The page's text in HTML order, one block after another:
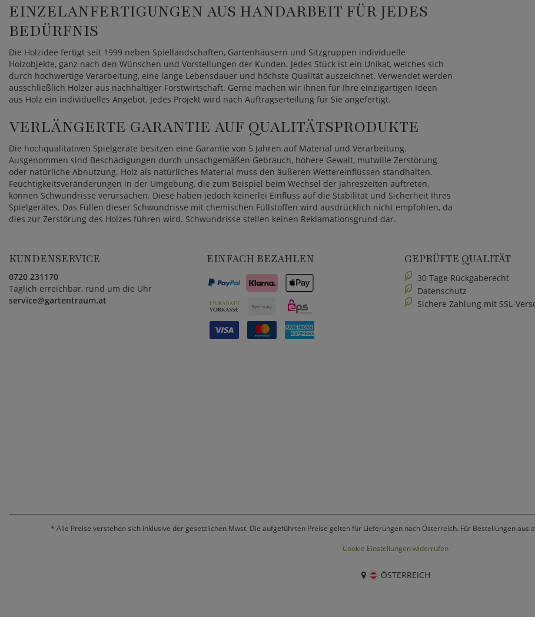
EINZELANFERTIGUNGEN AUS HANDARBEIT FÜR JEDES
BEDÜRFNIS
Die Holzidee fertigt seit 1999 neben Spiellandschaften, Gartenhäusern und Sitzgruppen individuelle
Holzobjekte, ganz nach den Wünschen und Vorstellungen der Kunden. Jedes Stück ist ein Unikat, welches sich
durch hochwertige Verarbeitung, eine lange Lebensdauer und höchste Qualität auszeichnet. Verwendet werden
ausschließlich Hölzer aus nachhaltiger Forstwirtschaft. Gerne machen wir Ihnen für Ihre einzigartigen Ideen
aus Holz ein individuelles Angebot. Jedes Projekt wird nach Auftragserteilung für Sie angefertigt.
VERLÄNGERTE GARANTIE AUF QUALITÄTSPRODUKTE
Die hochqualitativen Spielgeräte besitzen eine Garantie von 5 Jahren auf Material und Verarbeitung.
Ausgenommen sind Beschädigungen durch unsachgemäßen Gebrauch, höhere Gewalt, mutwille Zerstörung
oder natürliche Abnutzung. Holz als natürliches Material muss den äußeren Wettereinflüssen standhalten.
Feuchtigkeitsveränderungen in der Umgebung, die zum Beispiel beim Wechsel der Jahreszeiten auftreten,
können Schwundrisse verursachen. Diese haben jedoch keinerlei Einfluss auf die Stabilität und Sicherheit Ihres
Spielgerätes. Das Füllen dieser Schwundrisse mit chemischen Füllstoffen wird ausdrücklich nicht empfohlen, da
dies zur Zerstörung des Holzes führen wird. Schwundrisse stellen keinen Reklamationsgrund dar.
KUNDENSERVICE
0720 231170
Täglich erreichbar, rund um die Uhr
service@gartentraum.at
EINFACH BEZAHLEN GEPRÜFTE QUALITÄT
30 Tage Rückgaberecht
Datenschutz
Sichere Zahlung mit SSL-
* Alle Preise verstehen sich inklusive der gesetzlichen Mwst. Die aufgeführten Preise gelten für Lieferungen nach Österreich. Für Bestellungen
Cookie Einstellungen widerrufen
ÖSTERREICH